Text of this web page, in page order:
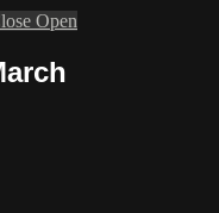
Open